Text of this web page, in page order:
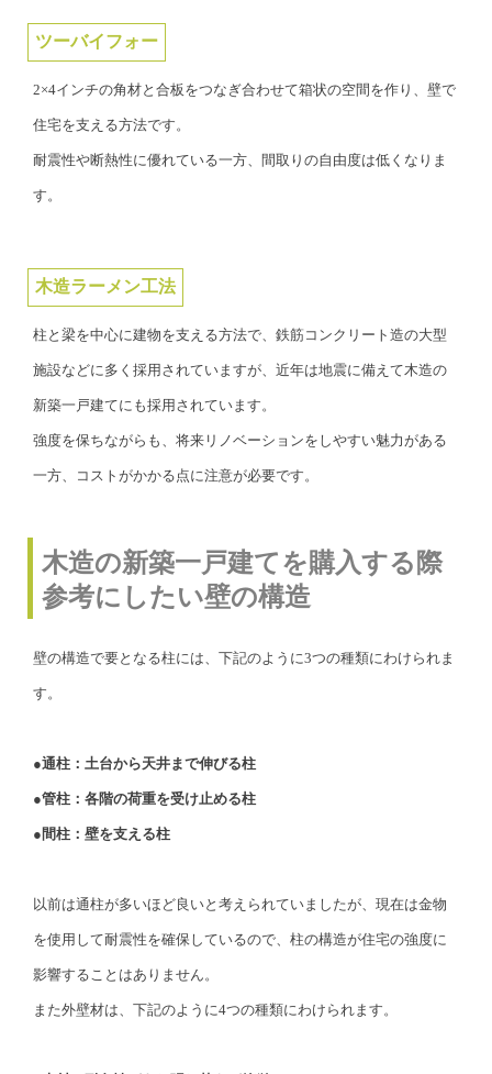
ツーバイフォー
2×4インチの角材と合板をつなぎ合わせて箱状の空間を作り、壁で
住宅を支える方法です。
耐震性や断熱性に優れている一方、間取りの自由度は低くなりま
す。
木造ラーメン工法
柱と梁を中心に建物を支える方法で、鉄筋コンクリート造の大型
施設などに多く採用されていますが、近年は地震に備えて木造の
新築一戸建てにも採用されています。
強度を保ちながらも、将来リノベーションをしやすい魅力がある
一方、コストがかかる点に注意が必要です。
木造の新築一戸建てを購入する際
参考にしたい壁の構造
壁の構造で要となる柱には、下記のように3つの種類にわけられま
す。
●通柱：土台から天井まで伸びる柱
●管柱：各階の荷重を受け止める柱
●間柱：壁を支える柱
以前は通柱が多いほど良いと考えられていましたが、現在は金物
を使用して耐震性を確保しているので、柱の構造が住宅の強度に
影響することはありません。
また外壁材は、下記のように4つの種類にわけられます。